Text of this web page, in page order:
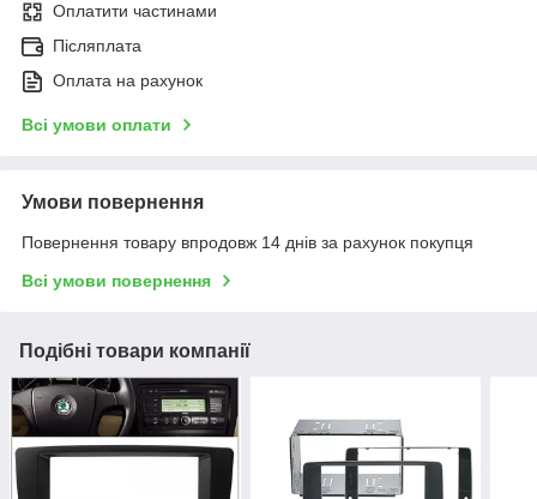
Оплатити частинами
Післяплата
Оплата на рахунок
Всі умови оплати
Умови повернення
Повернення товару впродовж 14 днів за рахунок покупця
Всі умови повернення
Подібні товари компанії